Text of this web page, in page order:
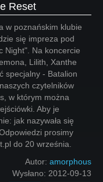
Reset
w poznańskim klubie
się impreza pod
Night". Na koncercie
Lilith, Xanthe
specjalny - Batalion
czytelników
w którym można
Aby je
jak nazywała się
prosimy
do 20 września.
Autor: amorphous
Wysłano: 2012-09-13